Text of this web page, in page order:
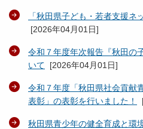
「秋田県子ども・若者支援ネ
[2026年04月01日]
令和７年度年次報告『秋田の
いて [2026年04月01日]
令和７年度「秋田県社会貢献
表彰」の表彰を行いました！
秋田県青少年の健全育成と環